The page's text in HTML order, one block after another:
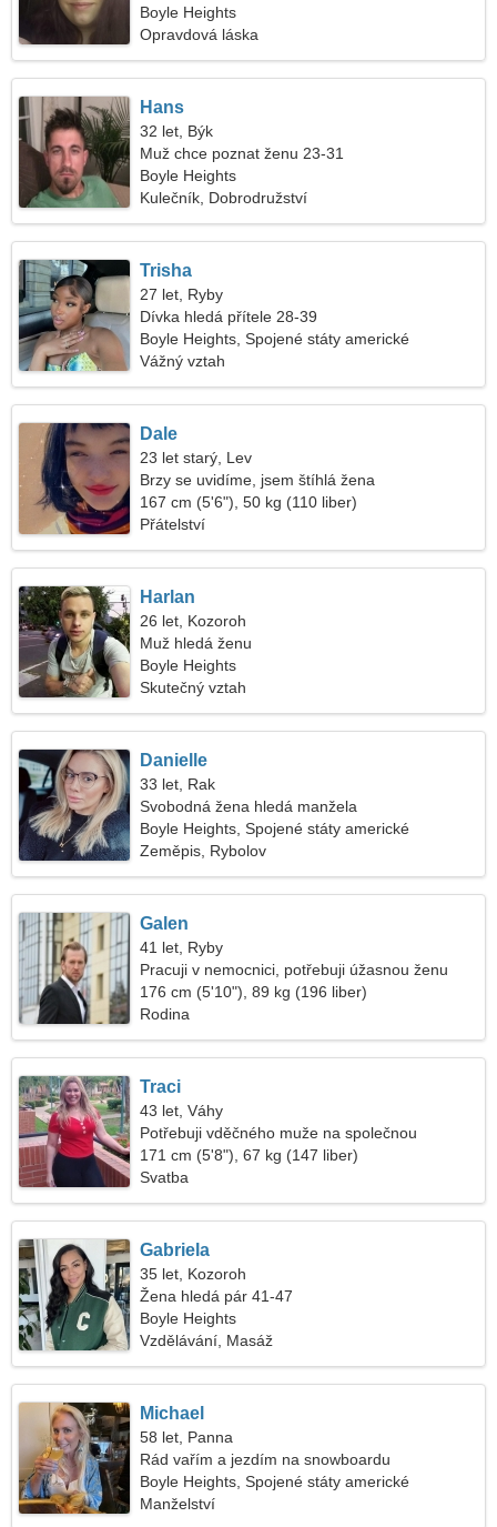
Boyle Heights
Opravdová láska
Hans
32 let, Býk
Muž chce poznat ženu 23-31
Boyle Heights
Kulečník, Dobrodružství
Trisha
27 let, Ryby
Dívka hledá přítele 28-39
Boyle Heights, Spojené státy americké
Vážný vztah
Dale
23 let starý, Lev
Brzy se uvidíme, jsem štíhlá žena
167 cm (5'6"), 50 kg (110 liber)
Přátelství
Harlan
26 let, Kozoroh
Muž hledá ženu
Boyle Heights
Skutečný vztah
Danielle
33 let, Rak
Svobodná žena hledá manžela
Boyle Heights, Spojené státy americké
Zeměpis, Rybolov
Galen
41 let, Ryby
Pracuji v nemocnici, potřebuji úžasnou ženu
176 cm (5'10"), 89 kg (196 liber)
Rodina
Traci
43 let, Váhy
Potřebuji vděčného muže na společnou
procházku
171 cm (5'8"), 67 kg (147 liber)
Svatba
Gabriela
35 let, Kozoroh
Žena hledá pár 41-47
Boyle Heights
Vzdělávání, Masáž
Michael
58 let, Panna
Rád vařím a jezdím na snowboardu
Boyle Heights, Spojené státy americké
Manželství